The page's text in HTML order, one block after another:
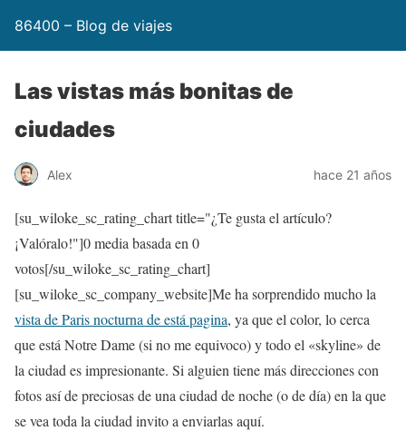
86400 – Blog de viajes
Las vistas más bonitas de
ciudades
Alex hace 21 años
[su_wiloke_sc_rating_chart title="¿Te gusta el artículo?
¡Valóralo!"]0media basada en 0
votos[/su_wiloke_sc_rating_chart]
[su_wiloke_sc_company_website]Me ha sorprendido mucho la
vista de Paris nocturna de está pagina, ya que el color, lo cerca
que está Notre Dame (si no me equivoco) y todo el «skyline» de
la ciudad es impresionante. Si alguien tiene más direcciones con
fotos así de preciosas de una ciudad de noche (o de día) en la que
se vea toda la ciudad invito a enviarlas aquí.